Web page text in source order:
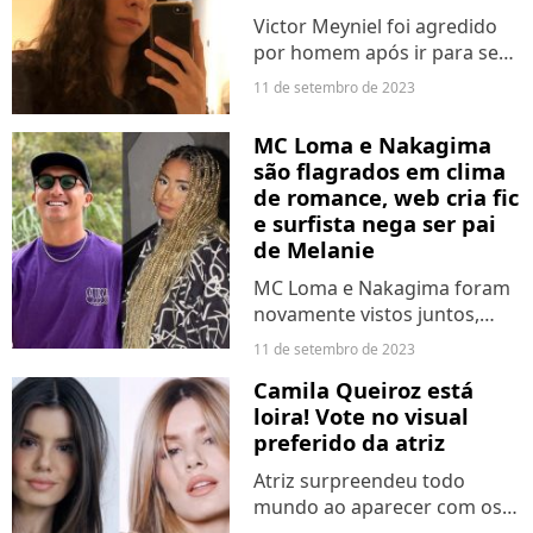
Victor Meyniel foi agredido
por homem após ir para seu
apartamento no último dia 2.
detalhes da agressão e
revelam quantos socos ator
recebeu do agressor.
11 de setembro de 2023
MC Loma e Nakagima
são flagrados em clima
de romance, web cria fic
e surfista nega ser pai
de Melanie
MC Loma e Nakagima foram
novamente vistos juntos,
dessa vez rolou até um
perdeu tempo em fazer
comentários sem noção.
Enquanto alguns torciam
pelo casal,...
11 de setembro de 2023
Camila Queiroz está
loira! Vote no visual
preferido da atriz
Atriz surpreendeu todo
mundo ao aparecer com os